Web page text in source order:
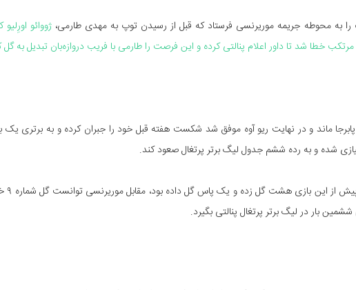
به محوطه جریمه موریرنسی فرستاد که قبل از رسیدن توپ به مهدی طارمی،ژووائو اورِلیو
خطا شد تا داور اعلام پنالتی کرده و این فرصت را طارمی با فریب دروازه‌بان تبدیل به گل
ماند و در نهایت ریو آوه موفق شد شکست هفته قبل خود را جبران کرده و به برتری یک
ملی پوش
بار در لیگ برتر پرتغال پنالتی بگیرد.